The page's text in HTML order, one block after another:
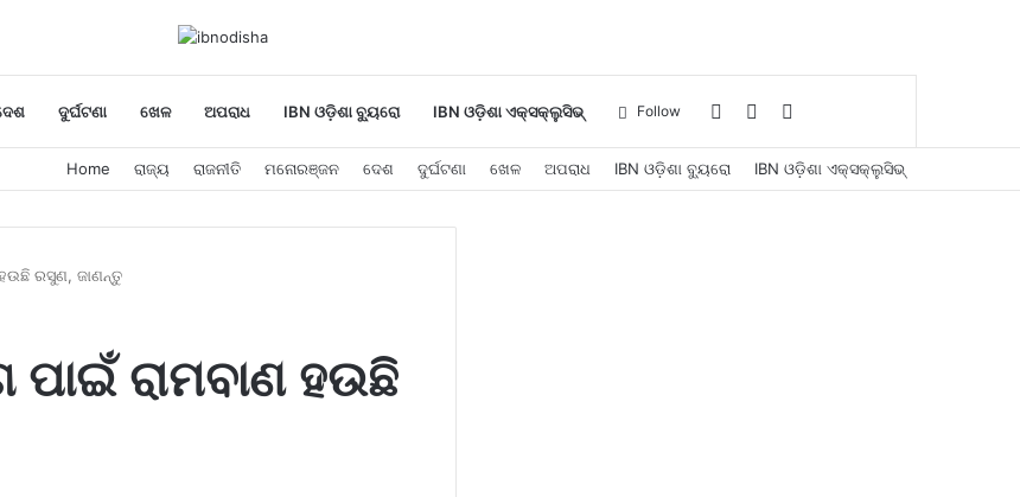
ଦୁର୍ଘଟଣା ଖେଳ ଅପରାଧ IBN ଓଡ଼ିଶା ବ୍ୟୁରୋ IBN ଓଡ଼ିଶା ଏକ୍ସକ୍ଲୁସିଭ୍
for
Sidebar
Log
In
Follow
Home ରାଜ୍ୟ ରାଜନୀତି ମନୋରଞ୍ଜନ ଦେଶ ଦୁର୍ଘଟଣା ଖେଳ ଅପରାଧ IBN ଓଡ଼ିଶା ବ୍ୟୁରୋ IBN ଓଡ଼ିଶା ଏକ୍ସକ୍ଲୁସିଭ୍
ରସୁଣ, ଜାଣନ୍ତୁ
ରାମବାଣ ହଉଛି